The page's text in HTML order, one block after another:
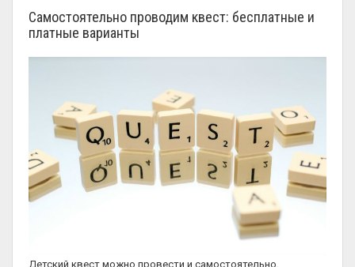
Самостоятельно проводим квест: бесплатные и
платные варианты
Детский квест можно провести и самостоятельно,